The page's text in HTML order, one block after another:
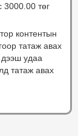
3000.00 төг
контентын
татаж авах
дээш удаа
татаж авах